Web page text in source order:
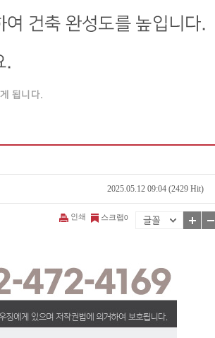
2025.05.12 09:04 (2429 Hit)
인쇄 스크랩0